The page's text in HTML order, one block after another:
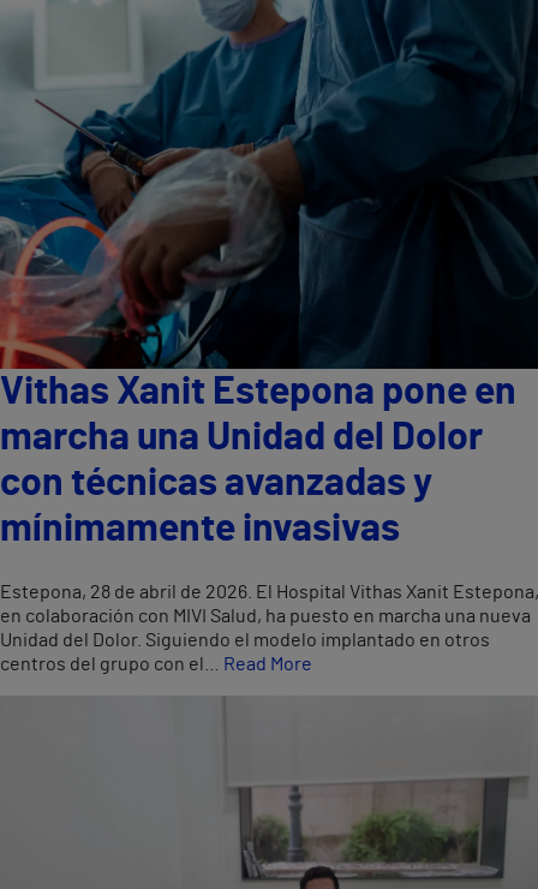
Vithas Xanit Estepona pone en
marcha una Unidad del Dolor
con técnicas avanzadas y
mínimamente invasivas
Estepona, 28 de abril de 2026. El Hospital Vithas Xanit Estepona,
en colaboración con MIVI Salud, ha puesto en marcha una nueva
Unidad del Dolor. Siguiendo el modelo implantado en otros
centros del grupo con el…
Read More